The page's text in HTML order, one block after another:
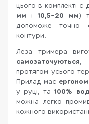
цього в комплекті є
мм і 10,5–20 мм)
допоможе точно
контури.
Леза тримера
самозаточуються,
протягом усього
Прилад має
у руці, та100%
можна легко
кожного